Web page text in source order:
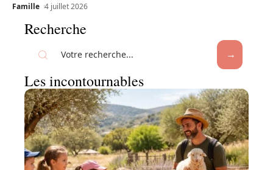
Famille 4 juillet 2026
Recherche
Les incontournables